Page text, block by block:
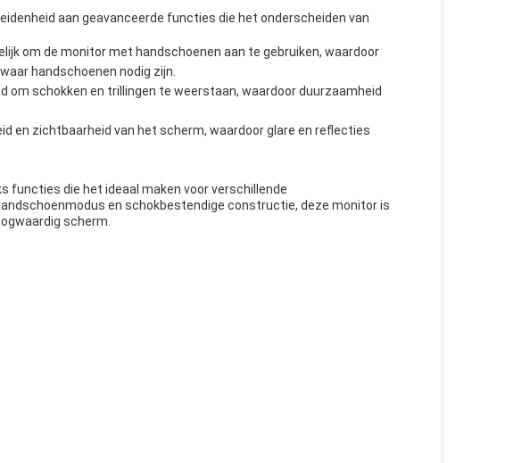
aan geavanceerde functies die het onderscheiden van
om de monitor met handschoenen aan te gebruiken, waardoor
handschoenen nodig zijn.
schokken en trillingen te weerstaan, waardoor duurzaamheid
en zichtbaarheid van het scherm, waardoor glare en reflecties
functies die het ideaal maken voor verschillende
en schokbestendige constructie, deze monitor is
scherm.